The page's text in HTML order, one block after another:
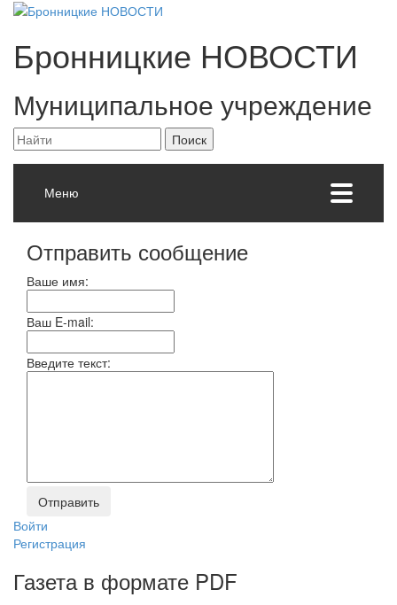
Бронницкие НОВОСТИ
Муниципальное учреждение
Меню
Отправить сообщение
Ваше имя:
Ваш E-mail:
Введите текст:
Войти
Регистрация
Газета в формате PDF